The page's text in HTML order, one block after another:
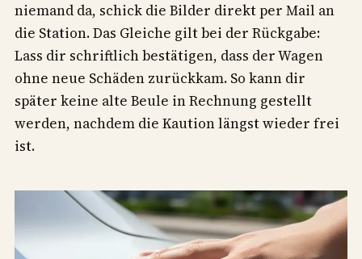
niemand da, schick die Bilder direkt per Mail an
die Station. Das Gleiche gilt bei der Rückgabe:
Lass dir schriftlich bestätigen, dass der Wagen
ohne neue Schäden zurückkam. So kann dir
später keine alte Beule in Rechnung gestellt
werden, nachdem die Kaution längst wieder frei
ist.